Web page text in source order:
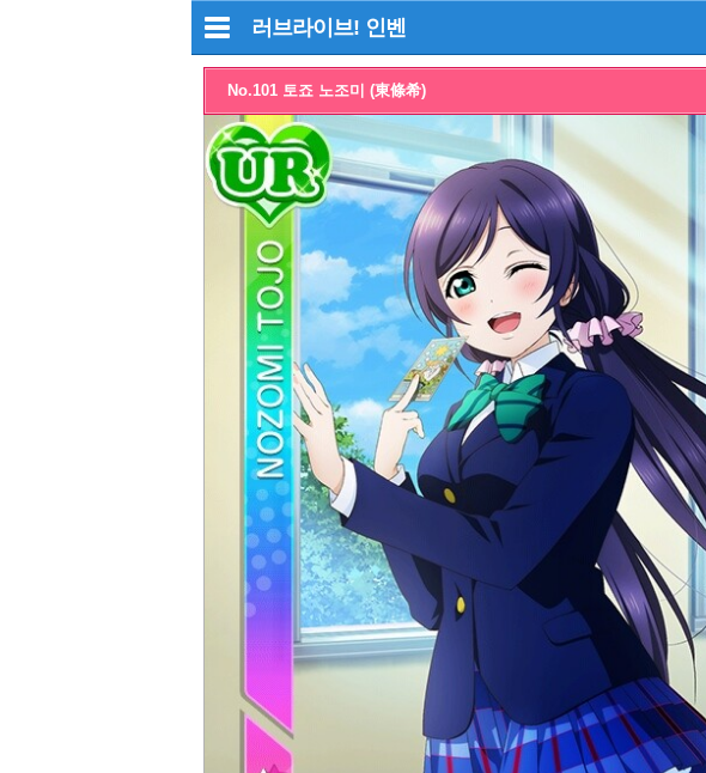
러브라이브! 인벤
No.101 토죠 노조미 (東條希)